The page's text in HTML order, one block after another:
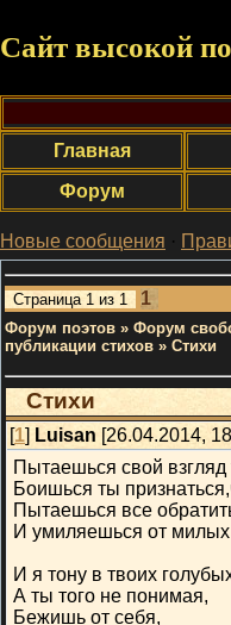
Сайт высокой
Главная
Форум
Новые сообщения ·
Страница 1 из 1 1
Форум поэтов » Форум
публикации стихов » Стихи
Стихи
[1] Luisan [26.04.2014,
Пытаешься свой взгляд
Боишься ты
Пытаешься все
И умиляешься от милых
И я тону в твоих
А ты того не понимая,
Бежишь от себя,